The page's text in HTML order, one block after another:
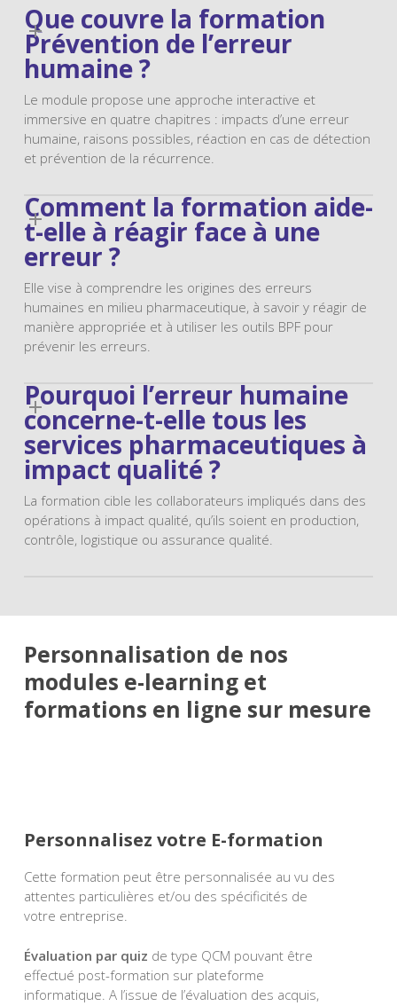
Que couvre la formation
Prévention de l’erreur
humaine ?
Le module propose une approche interactive et
immersive en quatre chapitres : impacts d’une erreur
humaine, raisons possibles, réaction en cas de détection
et prévention de la récurrence.
Comment la formation aide-
t-elle à réagir face à une
erreur ?
Elle vise à comprendre les origines des erreurs
humaines en milieu pharmaceutique, à savoir y réagir de
manière appropriée et à utiliser les outils BPF pour
prévenir les erreurs.
Pourquoi l’erreur humaine
concerne-t-elle tous les
services pharmaceutiques à
impact qualité ?
La formation cible les collaborateurs impliqués dans des
opérations à impact qualité, qu’ils soient en production,
contrôle, logistique ou assurance qualité.
Personnalisation de nos
modules e-learning et
formations en ligne sur mesure
Personnalisez votre E-formation
Cette formation peut être personnalisée au vu des
attentes particulières et/ou des spécificités de
votre entreprise.
Évaluation par quiz de type QCM pouvant être
effectué post-formation sur plateforme
informatique. A l’issue de l’évaluation des acquis,